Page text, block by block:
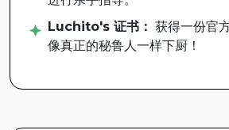
Luchito's 证书： 获得一份官
像真正的秘鲁人一样下厨！